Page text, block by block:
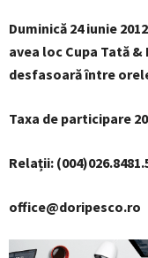
Duminică 24 iunie
avea loc Cupa Tată &
desfasoară între
Taxa de participare
Relații:
office@doripesco.ro